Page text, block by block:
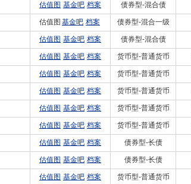
估值图 基金吧 档案 债券型-混合债
估值图 基金吧 档案 债券型-混合一级
估值图 基金吧 档案 债券型-混合债
估值图 基金吧 档案 货币型-普通货币
估值图 基金吧 档案 货币型-普通货币
估值图 基金吧 档案 货币型-普通货币
估值图 基金吧 档案 货币型-普通货币
估值图 基金吧 档案 货币型-普通货币
估值图 基金吧 档案 债券型-长债
估值图 基金吧 档案 债券型-长债
估值图 基金吧 档案 货币型-普通货币